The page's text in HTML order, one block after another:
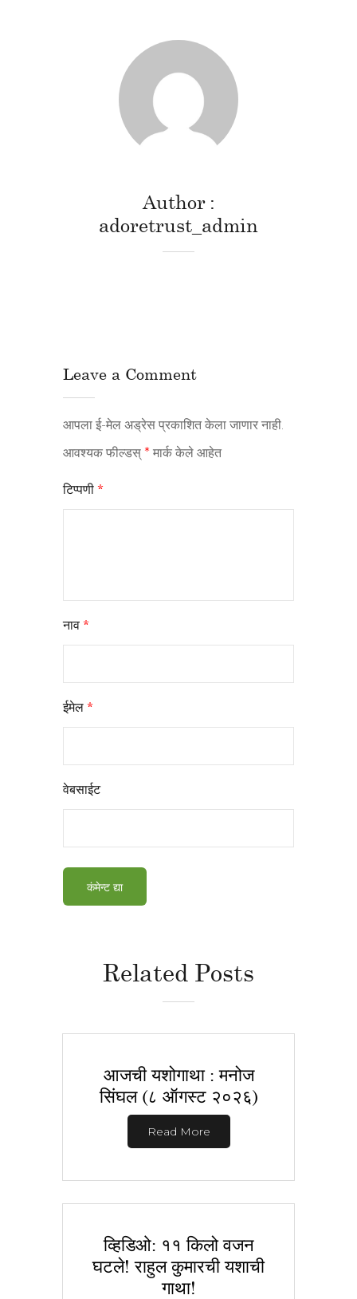
Author
adoretrust_admin
Leave a Comment
आपला ई-मेल अड्रेस प्रकाशित केला जाणार नाही.
आवश्यक फील्डस् * मार्क केले आहेत
टिप्पणी *
नाव *
ईमेल *
वेबसाईट
Related Posts
आजची यशोगाथा : मनोज
सिंघल (८ ऑगस्ट २०२६)
Read More
व्हिडिओ: ११ किलो वजन
घटले! राहुल कुमारची यशाची
गाथा!